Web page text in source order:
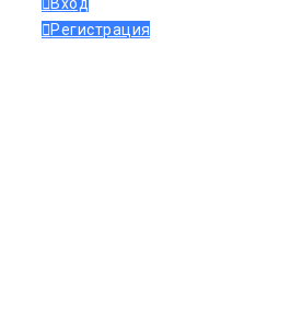
Вход
Регистрация